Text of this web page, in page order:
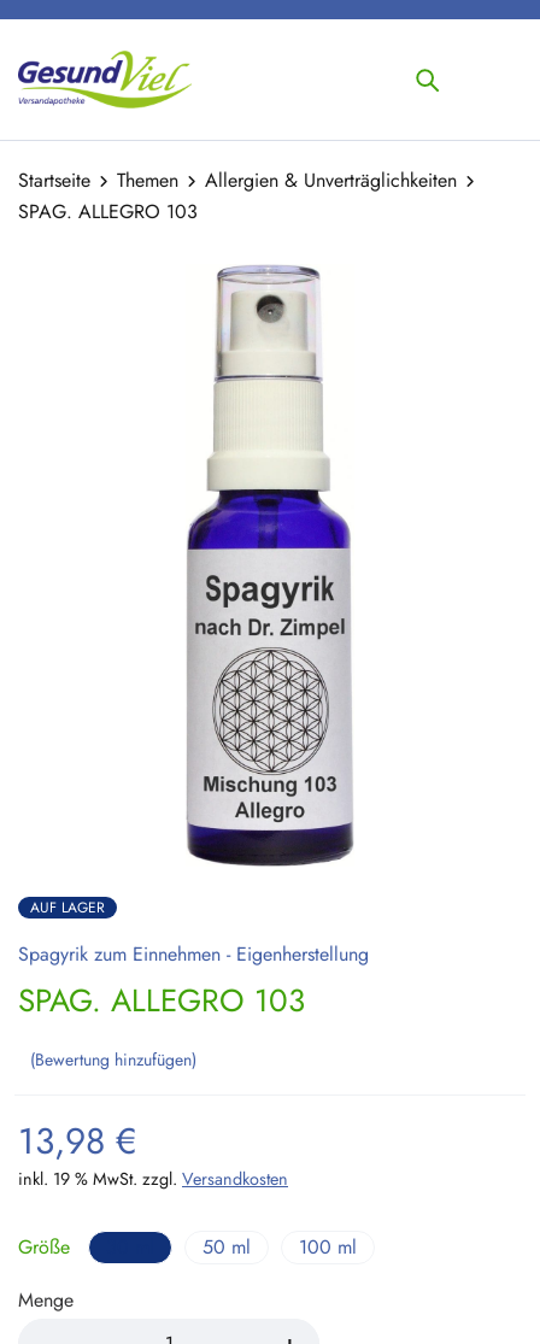
Startseite Themen
Allergien & Unverträglichkeiten
SPAG. ALLEGRO 103
AUF LAGER
Spagyrik zum Einnehmen - Eigenherstellung
SPAG. ALLEGRO 103
Bewertung hinzufügen
13,98 €
inkl. 19 % MwSt. zzgl. Versandkosten
Größe 50 ml
100 ml
Menge